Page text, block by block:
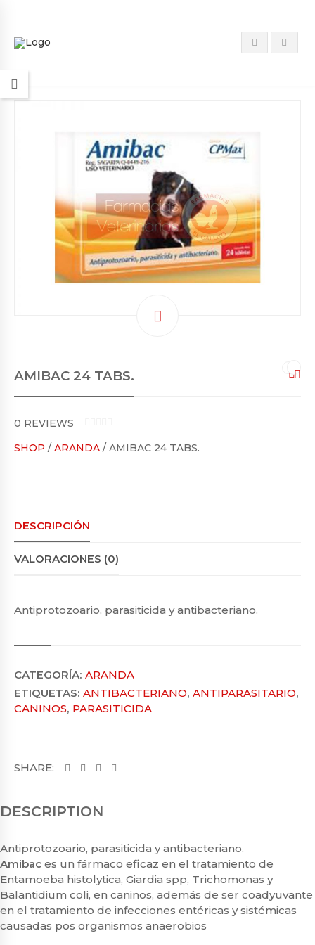
AMIBAC 24 TABS.
0 REVIEWS
O
SHOP / ARANDA / AMIBAC 24 TABS.
DESCRIPCIÓN
VALORACIONES (0)
Antiprotozoario, parasiticida y antibacteriano.
CATEGORÍA: ARANDA
ETIQUETAS: ANTIBACTERIANO, ANTIPARASITARIO,
CANINOS, PARASITICIDA
SHARE:
DESCRIPTION
Antiprotozoario, parasiticida y antibacteriano.
Amibac es un fármaco eficaz en el tratamiento de
Entamoeba histolytica, Giardia spp, Trichomonas y
Balantidium coli, en caninos, además de ser coadyuvante
en el tratamiento de infecciones entéricas y sistémicas
causadas pos organismos anaerobios